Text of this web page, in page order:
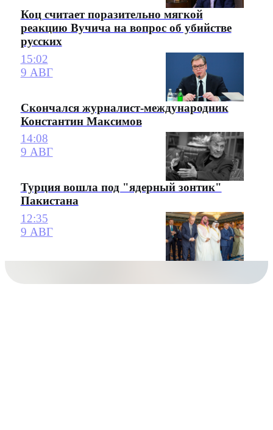
Коц считает поразительно мягкой
реакцию Вучича на вопрос об убийстве
русских
15:02
9 АВГ
Скончался журналист-международник
Константин Максимов
14:08
9 АВГ
Турция вошла под "ядерный зонтик"
Пакистана
12:35
9 АВГ